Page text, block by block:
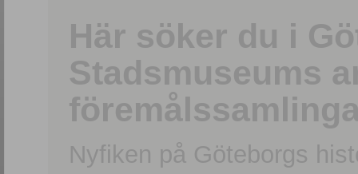
Här söker du i
Stadsmuseums
Nyfiken på Göteborgs